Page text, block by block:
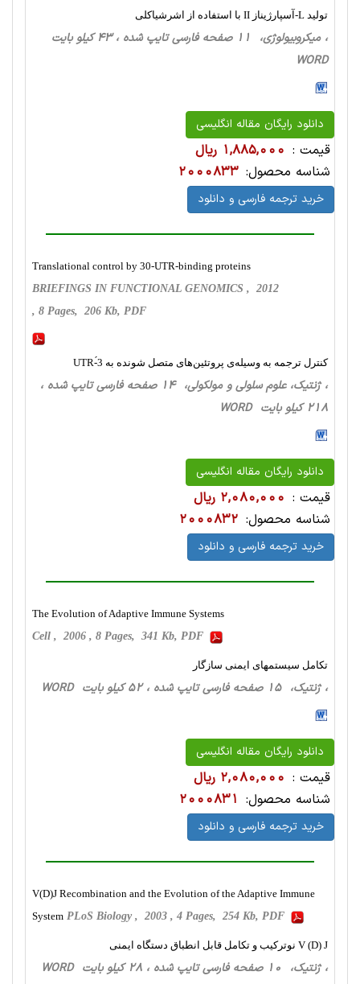
تولید L-آسپارژیناز II با استفاده از اشرشیاکلی
، میکروبیولوژی، 11 صفحه فارسی تایپ شده ، 43 کیلو بایت
WORD
دانلود رایگان مقاله انگلیسی
قیمت : 1,885,000 ریال
شناسه محصول: 2000833
خرید ترجمه فارسی و دانلود
Translational control by 30-UTR-binding proteins
BRIEFINGS IN FUNCTIONAL GENOMICS , 2012
, 8 Pages, 206 Kb, PDF
کنترل ترجمه به وسیله‌ی پروتئین‌های متصل شونده به 3́-UTR
، ژنتیک، علوم سلولی و مولکولی، 14 صفحه فارسی تایپ شده ،
218 کیلو بایت WORD
دانلود رایگان مقاله انگلیسی
قیمت : 2,080,000 ریال
شناسه محصول: 2000832
خرید ترجمه فارسی و دانلود
The Evolution of Adaptive Immune Systems
Cell , 2006 , 8 Pages, 341 Kb, PDF
تکامل سیستمهای ایمنی سازگار
، ژنتیک، 15 صفحه فارسی تایپ شده ، 52 کیلو بایت WORD
دانلود رایگان مقاله انگلیسی
قیمت : 2,080,000 ریال
شناسه محصول: 2000831
خرید ترجمه فارسی و دانلود
V(D)J Recombination and the Evolution of the Adaptive Immune
System PLoS Biology , 2003 , 4 Pages, 254 Kb, PDF
V (D) J نوترکیب و تکامل قابل انطباق دستگاه ایمنی
، ژنتیک، 10 صفحه فارسی تایپ شده ، 28 کیلو بایت WORD